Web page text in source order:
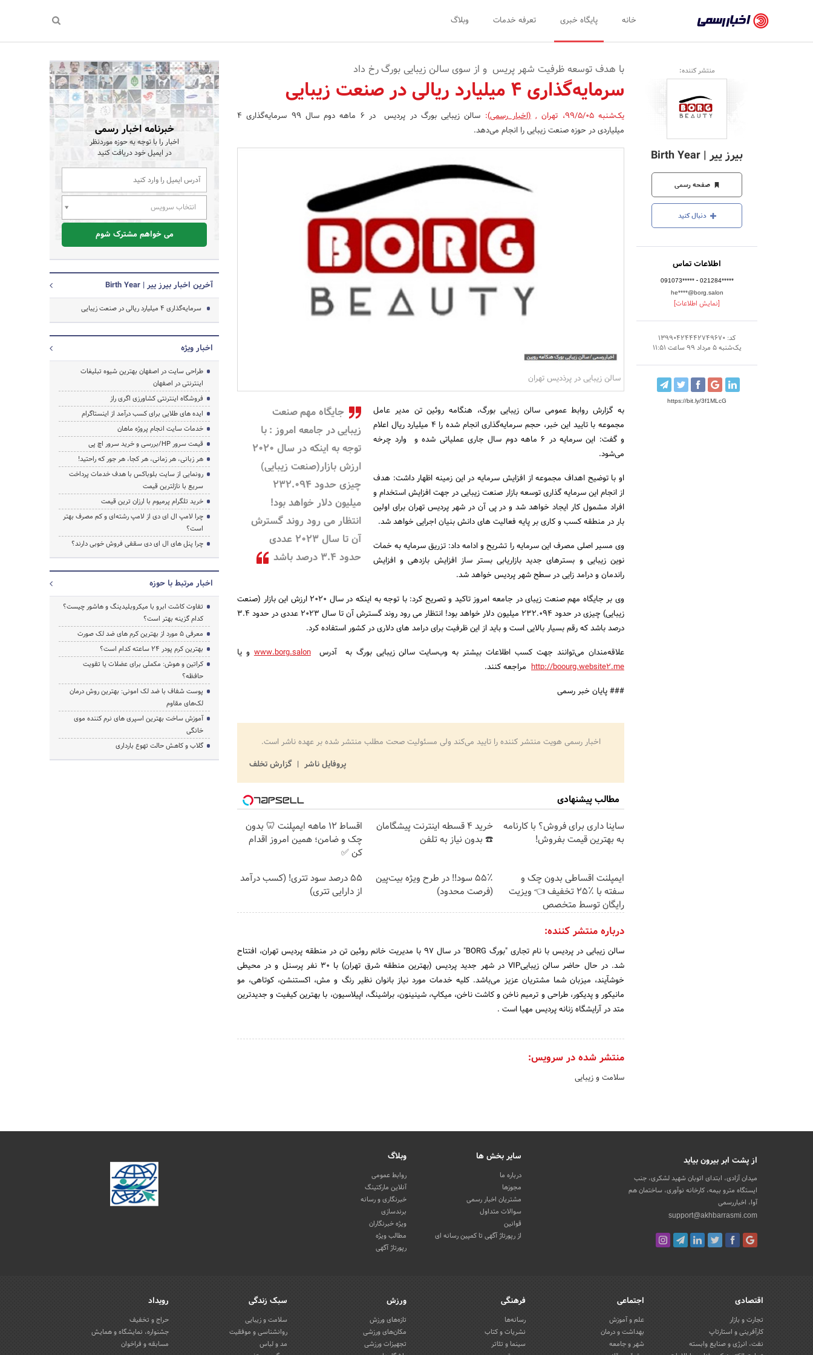
رسمی
-
اخبار
تایید
شده
شرکت‌ها،
سازمان‌ها
و
روابط
عمومی‌ها
خانه پایگاه خبری تعرفه خدمات وبلاگ
جستجو
منتشر کننده:
بیرز ییر | Birth Year
صفحه رسمی
دنبال کنید
اطلاعات تماس
091073***** - 021284*****
he****@borg.salon
[نمایش اطلاعات]
کد: 13990424442749670
یک‌شنبه 5 مرداد 99 ساعت 11:51
https://bit.ly/3f1MLcG
با هدف توسعه ظرفیت شهر پریس و از سوی سالن زیبایی بورگ رخ داد
سرمایه‌گذاری 4 میلیارد ریالی در صنعت زیبایی
یک‌شنبه 99/5/05 ، تهران ,(اخبار رسمی):
سالن زیبایی بورگ در پردیس در 6 ماهه دوم سال 99 سرمایه‌گذاری 4
میلیاردی در حوزه صنعت زیبایی را انجام می‌دهد.
سالن زیبایی در پرذدیس تهران
جایگاه مهم صنعت
زیبایی در جامعه امروز : با
توجه به اینکه در سال ۲۰۲۰
ارزش بازار(صنعت زیبایی)
چیزی حدود ۲۳۲.۰۹۴
میلیون دلار خواهد بود!
انتظار می رود روند گسترش
آن تا سال ۲۰۲۳ عددی
حدود ۳.۴ درصد باشد
به گزارش روابط عمومی سالن زیبایی بورگ، هنگامه روئین تن مدیر عامل
مجموعه با تایید این خبر، حجم سرمایه‌گذاری انجام شده را 4 میلیارد ریال اعلام
و گفت: این سرمایه در 6 ماهه دوم سال جاری عملیاتی شده و وارد چرخه
می‌شود.
او با توضیح اهداف مجموعه از افزایش سرمایه در این زمینه اظهار داشت: هدف
از انجام این سرمایه گذاری توسعه بازار صنعت زیبایی در جهت افزایش استخدام و
افراد مشمول کار ایجاد خواهد شد و در پی آن در شهر پردیس تهران برای اولین
بار در منطقه کسب و کاری بر پایه فعالیت های دانش بنیان اجرایی خواهد شد.
وی مسیر اصلی مصرف این سرمایه را تشریح و ادامه داد: تزریق سرمایه به خمات
نوین زیبایی و بسترهای جدید بازاریابی بستر ساز افزایش بازدهی و افزایش
راندمان و درامد زایی در سطح شهر پردیس خواهد شد.
وی بر جایگاه مهم صنعت زیبای در جامعه امروز تاکید و تصریح کرد: با توجه به اینکه در سال ۲۰۲۰ ارزش این بازار (صنعت
زیبایی) چیزی در حدود ۲۳۲.۰۹۴ میلیون دلار خواهد بود! انتظار می رود روند گسترش آن تا سال ۲۰۲۳ عددی در حدود ۳.۴
درصد باشد که رقم بسیار بالایی است و باید از این ظرفیت برای درامد های دلاری در کشور استفاده کرد.
علاقه‌مندان می‌توانند جهت کسب اطلاعات بیشتر به وب‌سایت سالن زیبایی بورگ به آدرسwww.borg.salonو یا
http://boourg.website2.me مراجعه کنند.
### پایان خبر رسمی
اخبار رسمی هویت منتشر کننده را تایید می‌کند ولی مسئولیت صحت مطلب منتشر شده بر عهده ناشر است.
پروفایل ناشر
گزارش تخلف
مطالب پیشنهادی
ساینا داری برای فروش؟ با کارنامه
به بهترین قیمت بفروش!
خرید 4 قسطه اینترنت پیشگامان
☎️ بدون نیاز به تلفن
اقساط ۱۲ ماهه ایمپلنت 🦷 بدون
چک و ضامن؛ همین امروز اقدام
کن ✅
ایمپلنت اقساطی بدون چک و
سفته با ٪۲۵ تخفیف 👈 ویزیت
رایگان توسط متخصص
۵۵٪ سود!! در طرح ویژه بیت‌پین
(فرصت محدود)
۵۵ درصد سود تتری! (کسب درآمد
از دارایی تتری)
درباره منتشر کننده:
سالن زیبایی در پردیس با نام تجاری "بورگ BORG" در سال 97 با مدیریت خانم روئین تن در منطقه پردیس تهران، افتتاح
شد. در حال حاضر سالن زیباییVIP در شهر جدید پردیس (بهترین منطقه شرق تهران) با ۳۰ نفر پرسنل و در محیطی
خوشآیند،‌ میزبان شما مشتریان عزیز می‌باشد. کلیه خدمات مورد نیاز بانوان نظیر رنگ و مش، اکستنشن، کوتاهی، مو
مانیکور و پدیکور، طراحی و ترمیم ناخن و کاشت ناخن، میکاپ، شینینون، براشینگ، اپیلاسیون، با بهترین کیفیت و جدیدترین
متد در آرایشگاه زنانه پردیس مهیا است .
منتشر شده در سرویس:
سلامت و زیبایی
خبرنامه اخبار رسمی
اخبار را با توجه به حوزه موردنظر
در ایمیل خود دریافت کنید
انتخاب سرویس
می خواهم مشترک شوم
آخرین اخبار بیرز ییر | Birth Year
سرمایه‌گذاری 4 میلیارد ریالی در صنعت زیبایی
اخبار ویژه
طراحی سایت در اصفهان بهترین شیوه تبلیغات
اینترنتی در اصفهان
فروشگاه اینترنتی کشاورزی اگری راز
ایده های طلایی برای کسب درآمد از اینستاگرام
خدمات سایت انجام پروژه ماهان
قیمت سرور HP/بررسی و خرید سرور اچ پی
هر زبانی، هر زمانی، هر کجا، هر جور که راحتید!
رونمایی از سایت بلوباکس با هدف خدمات پرداخت
سریع با نازلترین قیمت
خرید تلگرام پرمیوم با ارزان ترین قیمت
چرا لامپ ال ای دی از لامپ رشته‌ای و کم مصرف بهتر
است؟
چرا پنل های ال ای دی سقفی فروش خوبی دارند؟
اخبار مرتبط با حوزه
تفاوت کاشت ابرو با میکروبلیدینگ و هاشور چیست؟
کدام گزینه بهتر است؟
معرفی 5 مورد از بهترین کرم های ضد لک صورت
بهترین کرم پودر 24 ساعته کدام است؟
کراتین و هوش: مکملی برای عضلات یا تقویت
حافظه؟
پوست شفاف با ضد لک امونی: بهترین روش درمان
لک‌های مقاوم
آموزش ساخت بهترین اسپری های نرم‌ کننده موی
خانگی
گلاب و کاهش حالت تهوع بارداری
از پشت ابر بیرون بیاید
میدان آزادی، ابتدای اتوبان شهید لشکری، جنب
ایستگاه مترو بیمه، کارخانه نوآوری، ساختمان هم
آوا، اخباررسمی
support@akhbarrasmi.com
سایر بخش ها
درباره ما
مجوزها
مشتریان اخبار رسمی
سوالات متداول
قوانین
از رپورتاژ آگهی تا کمپین رسانه ای
وبلاگ
روابط عمومی
آنلاین مارکتینگ
خبرنگاری و رسانه
برندسازی
ویژه خبرنگاران
مطالب ویژه
رپورتاژ آگهی
اقتصادی
تجارت و بازار
کارآفرینی و استارتاپ
نفت، انرژی و صنایع وابسته
اجتماعی
علم و آموزش
بهداشت و درمان
شهر و جامعه
فرهنگی
رسانه‌ها
نشریات و کتاب
سینما و تئاتر
ورزش
تازه‌های ورزش
مکان‌های ورزشی
تجهیزات ورزشی
سبک زندگی
سلامت و زیبایی
روانشناسی و موفقیت
مد و لباس
رویداد
حراج و تخفیف
جشنواره، نمایشگاه و همایش
مسابقه و فراخوان